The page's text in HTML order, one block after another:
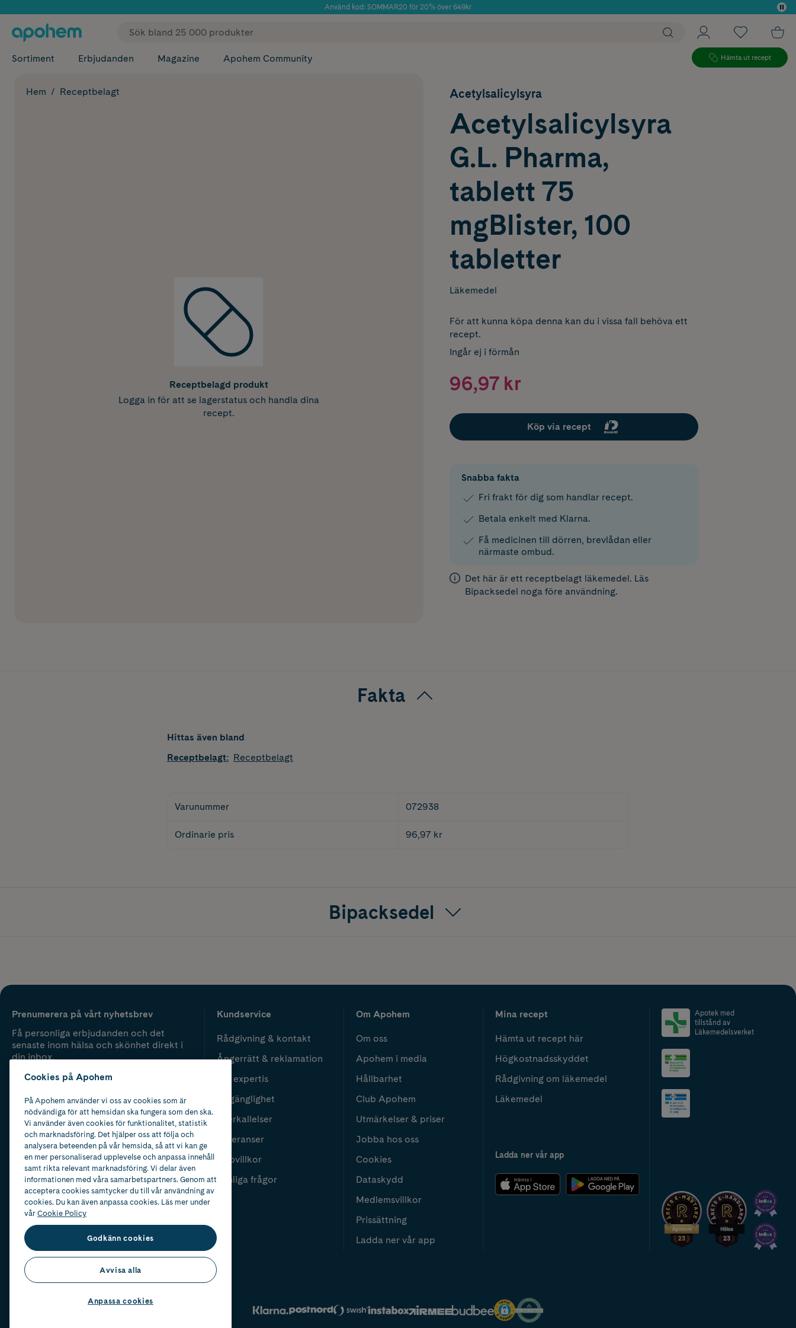
Använd kod: SOMMAR20 för 20% över 649kr
✓ Fri frakt
Sortiment Erbjudanden Magazine Apohem Community Hämta ut recept
Hem Receptbelagt
Receptbelagd produkt
Logga in för att se lagerstatus och handla dina
recept.
Acetylsalicylsyra
Acetylsalicylsyra
G.L. Pharma,
tablett 75
mgBlister, 100
tabletter
Läkemedel
För att kunna köpa denna kan du i vissa fall behöva ett
recept.
Ingår ej i förmån
96,97 kr
Köp via recept
Snabba fakta
Fri frakt för dig som handlar recept.
Betala enkelt med Klarna.
Få medicinen till dörren, brevlådan eller
närmaste ombud.
Det här är ett receptbelagt läkemedel. Läs
Bipacksedel noga före användning.
Fakta
Hittas även bland
Receptbelagt: Receptbelagt
Varunummer 072938
Ordinarie pris 96,97 kr
Bipacksedel
Prenumerera på vårt nyhetsbrev
Få personliga erbjudanden och det
senaste inom hälsa och skönhet direkt i
din inbox.
Kundservice
Rådgivning & kontakt
Ångerrätt & reklamation
Vår expertis
Tillgänglighet
Återkallelser
Leveranser
Köpvillkor
Vanliga frågor
Om Apohem
Om oss
Apohem i media
Hållbarhet
Club Apohem
Utmärkelser & priser
Jobba hos oss
Cookies
Dataskydd
Medlemsvillkor
Prissättning
Ladda ner vår app
Mina recept
Hämta ut recept här
Högkostnadsskyddet
Rådgivning om läkemedel
Läkemedel
Ladda ner vår app
Apotek med
tillstånd av
Läkemedelsverket
2024
Cookies på Apohem
På Apohem använder vi oss av cookies som är
nödvändiga för att hemsidan ska fungera som den ska.
Vi använder även cookies för funktionalitet, statistik
och marknadsföring. Det hjälper oss att följa och
analysera beteenden på vår hemsida, så att vi kan ge
en mer personaliserad upplevelse och anpassa innehåll
samt rikta relevant marknadsföring. Vi delar även
informationen med våra samarbetspartners. Genom att
acceptera cookies samtycker du till vår användning av
cookies. Du kan även anpassa cookies. Läs mer under
vårCookie Policy
Godkänn cookies
Avvisa alla
Anpassa cookies